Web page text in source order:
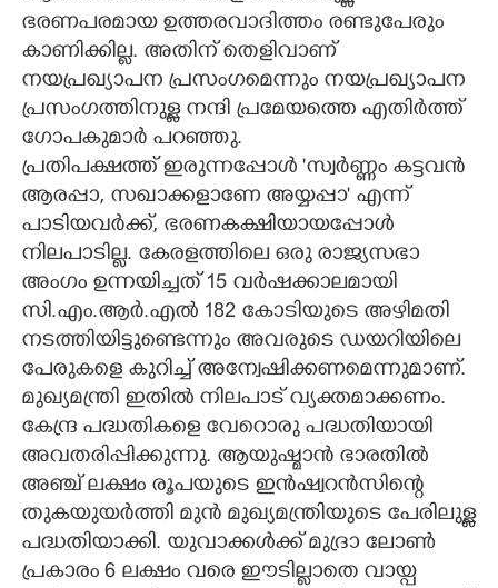
ഭരണപരമായ ഉത്തരവാദിത്തം രണ്ടുപേരും
കാണിക്കില്ല. അതിന് തെളിവാണ്
നയപ്രഖ്യാപന പ്രസംഗമെന്നും നയപ്രഖ്യാപന
പ്രസംഗത്തിനുള്ള നന്ദി പ്രമേയത്തെ എതിർത്ത്
ഗോപകുമാർ പറഞ്ഞു.
പ്രതിപക്ഷത്ത് ഇരുന്നപ്പോൾ 'സ്വർണ്ണം കട്ടവൻ
ആരപ്പാ, സഖാക്കളാണേ അയ്യപ്പാ' എന്ന്
പാടിയവർക്ക്, ഭരണകക്ഷിയായപ്പോൾ
നിലപാടില്ല. കേരളത്തിലെ ഒരു രാജ്യസഭാ
അംഗം ഉന്നയിച്ചത് 15 വർഷക്കാലമായി
സി.എം.ആർ.എൽ 182 കോടിയുടെ അഴിമതി
നടത്തിയിട്ടുണ്ടെന്നും അവരുടെ ഡയറിയിലെ
പേരുകളെ കുറിച്ച് അന്വേഷിക്കണമെന്നുമാണ്.
മുഖ്യമന്ത്രി ഇതിൽ നിലപാട് വ്യക്തമാക്കണം.
കേന്ദ്ര പദ്ധതികളെ വേറൊരു പദ്ധതിയായി
അവതരിപ്പിക്കുന്നു. ആയുഷ്മാൻ ഭാരതിൽ
അഞ്ച് ലക്ഷം രൂപയുടെ ഇൻഷ്വറൻസിന്റെ
തുകയുയർത്തി മുൻ മുഖ്യമന്ത്രിയുടെ പേരിലുള്ള
പദ്ധതിയാക്കി. യുവാക്കൾക്ക് മുദ്രാ ലോൺ
പ്രകാരം 6 ലക്ഷം വരെ ഈടില്ലാതെ വായ്പ